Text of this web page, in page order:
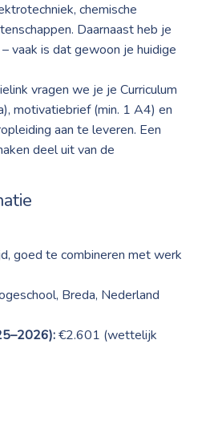
chemische
Daarnaast heb je
vaak is dat gewoon je huidige
vragen we je je Curriculum
motivatiebrief (min. 1 A4) en
aan te leveren. Een
deel uit van de
goed te combineren met werk
Breda, Nederland
€2.601 (wettelijk